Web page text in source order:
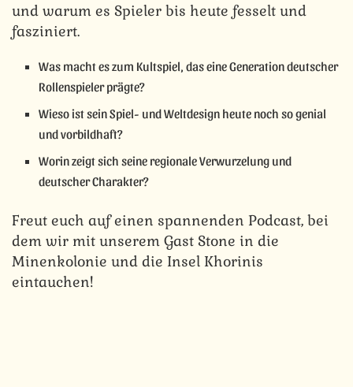
und warum es Spieler bis heute fesselt und
fasziniert.
Was macht es zum Kultspiel, das eine Generation deutscher
Rollenspieler prägte?
Wieso ist sein Spiel- und Weltdesign heute noch so genial
und vorbildhaft?
Worin zeigt sich seine regionale Verwurzelung und
deutscher Charakter?
Freut euch auf einen spannenden Podcast, bei
dem wir mit unserem Gast Stone in die
Minenkolonie und die Insel Khorinis
eintauchen!